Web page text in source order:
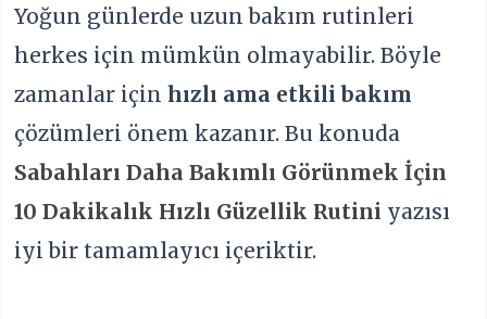
Yoğun günlerde uzun bakım rutinleri
herkes için mümkün olmayabilir. Böyle
zamanlar içinhızlı ama etkili bakım
çözümleri önem kazanır. Bu konuda
Sabahları Daha Bakımlı Görünmek İçin
10 Dakikalık Hızlı Güzellik Rutini yazısı
iyi bir tamamlayıcı içeriktir.